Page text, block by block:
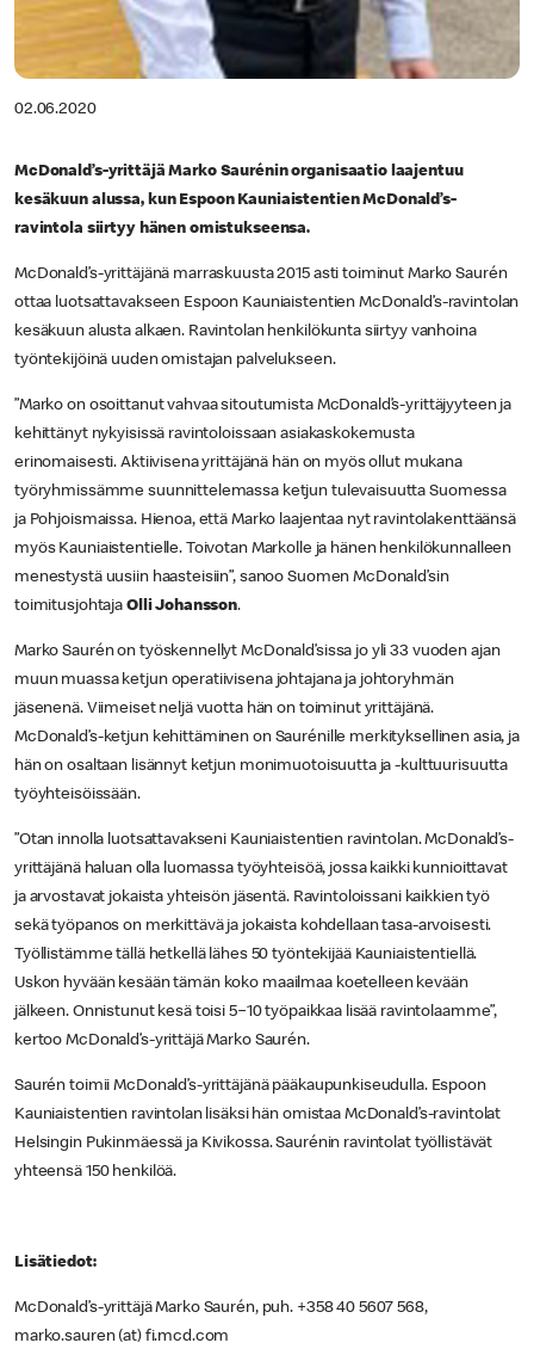
02.06.2020
McDonald’s-yrittäjä Marko Saurénin organisaatio laajentuu
kesäkuun alussa, kun Espoon Kauniaistentien McDonald’s-
ravintola siirtyy hänen omistukseensa.
McDonald’s-yrittäjänä marraskuusta 2015 asti toiminut Marko Saurén
ottaa luotsattavakseen Espoon Kauniaistentien McDonald’s-ravintolan
kesäkuun alusta alkaen. Ravintolan henkilökunta siirtyy vanhoina
työntekijöinä uuden omistajan palvelukseen.
”Marko on osoittanut vahvaa sitoutumista McDonald’s-yrittäjyyteen ja
kehittänyt nykyisissä ravintoloissaan asiakaskokemusta
erinomaisesti. Aktiivisena yrittäjänä hän on myös ollut mukana
työryhmissämme suunnittelemassa ketjun tulevaisuutta Suomessa
ja Pohjoismaissa. Hienoa, että Marko laajentaa nyt ravintolakenttäänsä
myös Kauniaistentielle. Toivotan Markolle ja hänen henkilökunnalleen
menestystä uusiin haasteisiin”, sanoo Suomen McDonald’sin
toimitusjohtaja Olli Johansson.
Marko Saurén on työskennellyt McDonald’sissa jo yli 33 vuoden ajan
muun muassa ketjun operatiivisena johtajana ja johtoryhmän
jäsenenä. Viimeiset neljä vuotta hän on toiminut yrittäjänä.
McDonald’s-ketjun kehittäminen on Saurénille merkityksellinen asia, ja
hän on osaltaan lisännyt ketjun monimuotoisuutta ja -kulttuurisuutta
työyhteisöissään.
”Otan innolla luotsattavakseni Kauniaistentien ravintolan. McDonald’s-
yrittäjänä haluan olla luomassa työyhteisöä, jossa kaikki kunnioittavat
ja arvostavat jokaista yhteisön jäsentä. Ravintoloissani kaikkien työ
sekä työpanos on merkittävä ja jokaista kohdellaan tasa-arvoisesti.
Työllistämme tällä hetkellä lähes 50 työntekijää Kauniaistentiellä.
Uskon hyvään kesään tämän koko maailmaa koetelleen kevään
jälkeen. Onnistunut kesä toisi 5−10 työpaikkaa lisää ravintolaamme”,
kertoo McDonald’s-yrittäjä Marko Saurén.
Saurén toimii McDonald’s-yrittäjänä pääkaupunkiseudulla. Espoon
Kauniaistentien ravintolan lisäksi hän omistaa McDonald’s-ravintolat
Helsingin Pukinmäessä ja Kivikossa. Saurénin ravintolat työllistävät
yhteensä 150 henkilöä.
Lisätiedot:
McDonald’s-yrittäjä Marko Saurén, puh. +358 40 5607 568,
marko.sauren (at) fi.mcd.com